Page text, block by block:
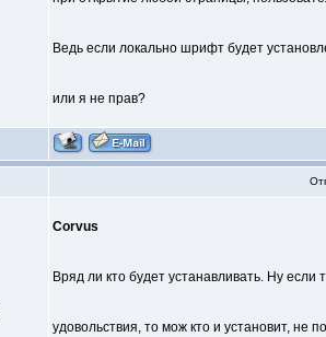
Ведь если локально шрифт будет
или я не прав?
Corvus
Вряд ли кто будет устанавливать. Ну если
удовольствия, то мож кто и установит, не